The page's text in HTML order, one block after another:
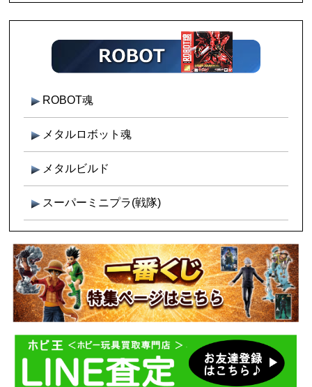
ROBOT魂
メタルロボット魂
メタルビルド
スーパーミニプラ(戦隊)